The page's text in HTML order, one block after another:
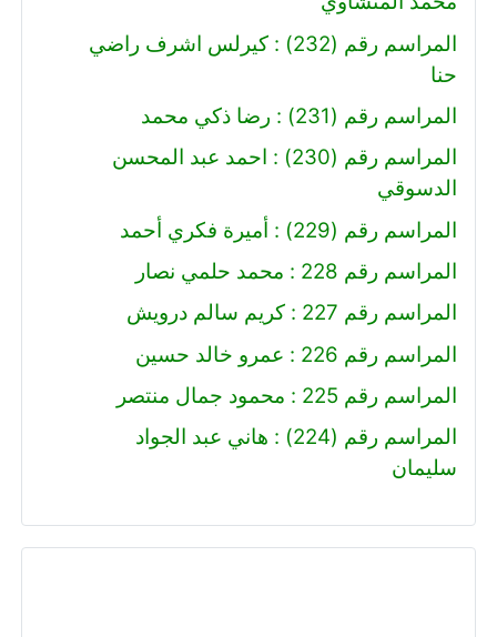
المراسم رقم (232) : كيرلس اشرف راضي
حنا
المراسم رقم (231) : رضا ذكي محمد
المراسم رقم (230) : احمد عبد المحسن
الدسوقي
المراسم رقم (229) : أميرة فكري أحمد
المراسم رقم 228 : محمد حلمي نصار
المراسم رقم 227 : كريم سالم درويش
المراسم رقم 226 : عمرو خالد حسين
المراسم رقم 225 : محمود جمال منتصر
المراسم رقم (224) : هاني عبد الجواد
سليمان